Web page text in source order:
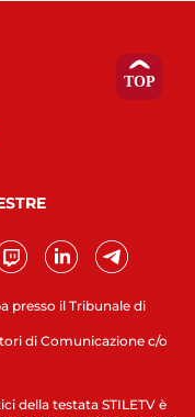
presso il Tribunale di
di Comunicazione c/o
della testata STILETV è